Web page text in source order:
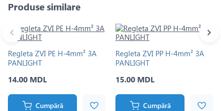
Produse similare
Regleta ZVI PE H-4mm² 3A
PANLIGHT
14.00 MDL
Cumpără
Regleta ZVI PP H-4mm² 3A
PANLIGHT
15.00 MDL
Cumpără